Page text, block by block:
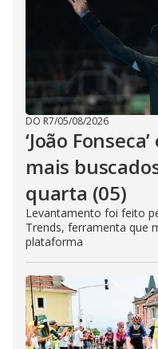
DO R7/05/08/2026
‘João
mais
quarta (05)
Levantamento foi feito
Trends, ferramenta que
plataforma